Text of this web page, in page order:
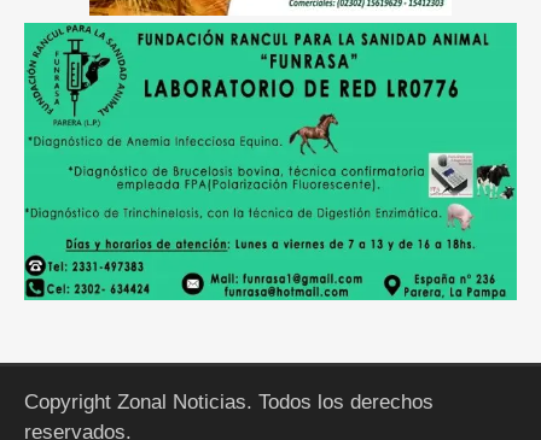
Copyright Zonal Noticias. Todos los derechos
reservados.